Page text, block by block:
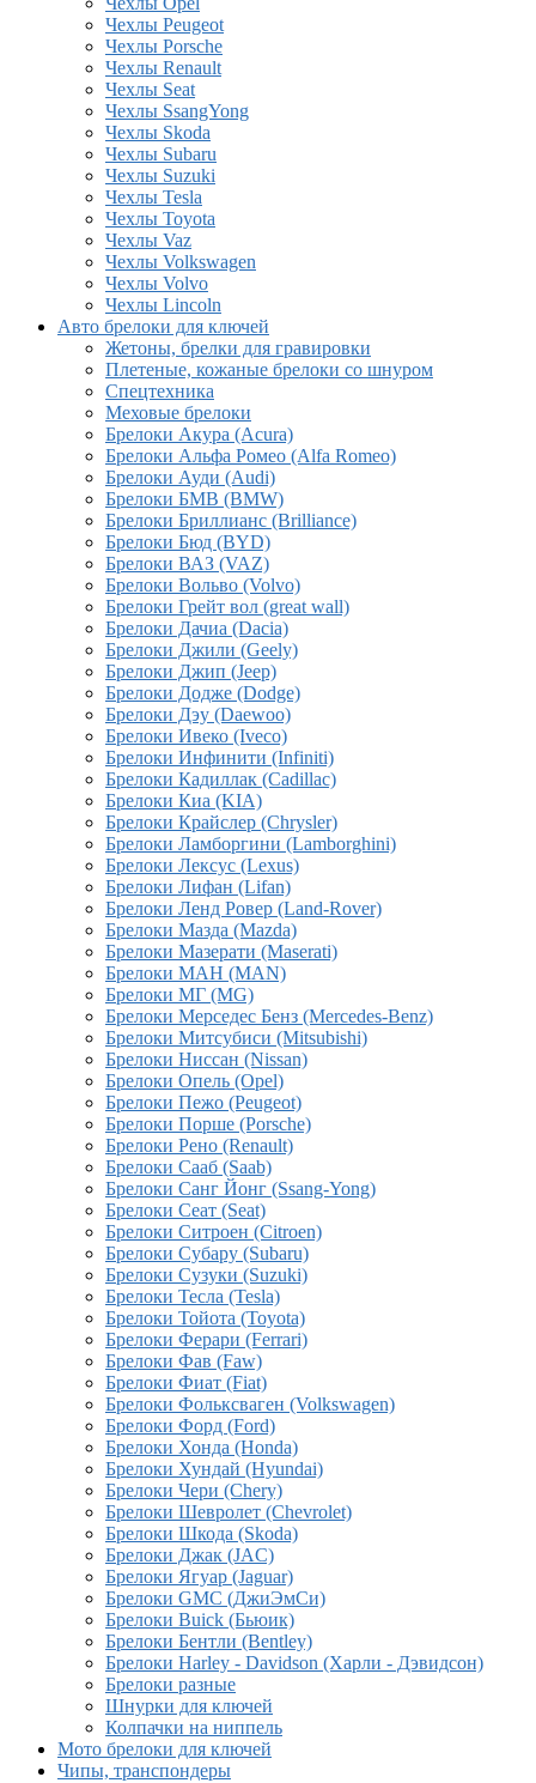
Чехлы Peugeot
Чехлы Porsche
Чехлы Renault
Чехлы Seat
Чехлы SsangYong
Чехлы Skoda
Чехлы Subaru
Чехлы Suzuki
Чехлы Tesla
Чехлы Toyota
Чехлы Vaz
Чехлы Volkswagen
Чехлы Volvo
Чехлы Lincoln
Авто брелоки для ключей
Жетоны, брелки для гравировки
Плетеные, кожаные брелоки со шнуром
Спецтехника
Меховые брелоки
Брелоки Акура (Acura)
Брелоки Альфа Ромео (Alfa Romeo)
Брелоки Ауди (Audi)
Брелоки БМВ (BMW)
Брелоки Бриллианс (Brilliance)
Брелоки Бюд (BYD)
Брелоки ВАЗ (VAZ)
Брелоки Вольво (Volvo)
Брелоки Грейт вол (great wall)
Брелоки Дачиа (Dacia)
Брелоки Джили (Geely)
Брелоки Джип (Jeep)
Брелоки Додже (Dodge)
Брелоки Дэу (Daewoo)
Брелоки Ивеко (Iveco)
Брелоки Инфинити (Infiniti)
Брелоки Кадиллак (Cadillac)
Брелоки Киа (KIA)
Брелоки Крайслер (Chrysler)
Брелоки Ламборгини (Lamborghini)
Брелоки Лексус (Lexus)
Брелоки Лифан (Lifan)
Брелоки Ленд Ровер (Land-Rover)
Брелоки Мазда (Mazda)
Брелоки Мазерати (Maserati)
Брелоки МАН (MAN)
Брелоки МГ (MG)
Брелоки Мерседес Бенз (Mercedes-Benz)
Брелоки Митсубиси (Mitsubishi)
Брелоки Ниссан (Nissan)
Брелоки Опель (Opel)
Брелоки Пежо (Peugeot)
Брелоки Порше (Porsche)
Брелоки Рено (Renault)
Брелоки Сааб (Saab)
Брелоки Санг Йонг (Ssang-Yong)
Брелоки Сеат (Seat)
Брелоки Ситроен (Citroen)
Брелоки Субару (Subaru)
Брелоки Сузуки (Suzuki)
Брелоки Тесла (Tesla)
Брелоки Тойота (Toyota)
Брелоки Ферари (Ferrari)
Брелоки Фав (Faw)
Брелоки Фиат (Fiat)
Брелоки Фольксваген (Volkswagen)
Брелоки Форд (Ford)
Брелоки Хонда (Honda)
Брелоки Хундай (Hyundai)
Брелоки Чери (Chery)
Брелоки Шевролет (Chevrolet)
Брелоки Шкода (Skoda)
Брелоки Джак (JAC)
Брелоки Ягуар (Jaguar)
Брелоки GMC (ДжиЭмСи)
Брелоки Buick (Бьюик)
Брелоки Бентли (Bentley)
Брелоки Harley - Davidson (Харли - Дэвидсон)
Брелоки разные
Шнурки для ключей
Колпачки на ниппель
Мото брелоки для ключей
Чипы, транспондеры